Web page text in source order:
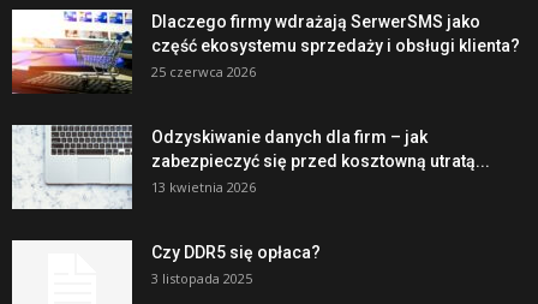
Dlaczego firmy wdrażają SerwerSMS jako
część ekosystemu sprzedaży i obsługi klienta?
25 czerwca 2026
Odzyskiwanie danych dla firm – jak
zabezpieczyć się przed kosztowną utratą...
13 kwietnia 2026
Czy DDR5 się opłaca?
3 listopada 2025